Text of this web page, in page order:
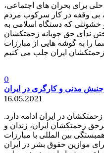
برای بحران های اجتماعی،
بی وقفه در کار سرکوب مردم
که دستگاه اسلامی به
ندای حق جویانه زحمتکشان
را به گوشه هایی از مبارزات
0
جنبش مدنی و کارگری در ایران
16.05.2021
در ایران ادامه دارد.
زحمتکشان ایران، زندان و
بین المللی با مبارزات
موازین حقوق بشر در ایران